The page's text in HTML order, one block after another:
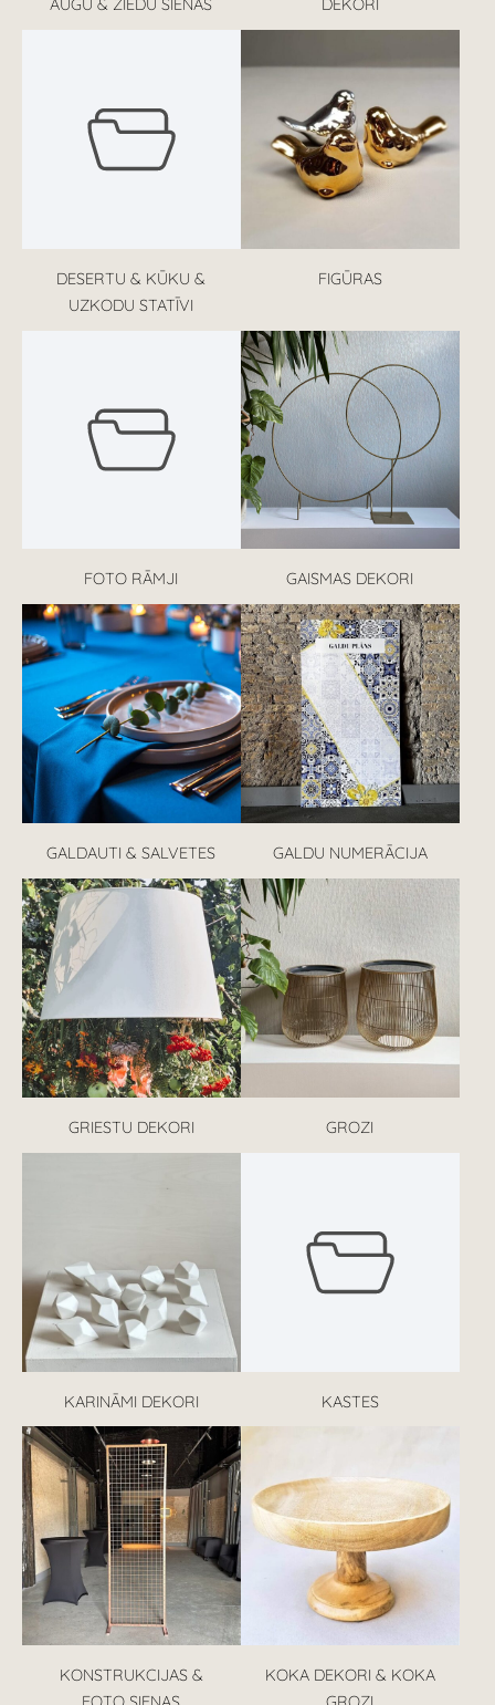
AUGU & ZIEDU SIENAS DEKORI
DESERTU & KŪKU &
UZKODU STATĪVI
FIGŪRAS
FOTO RĀMJI GAISMAS DEKORI
GALDAUTI & SALVETES GALDU NUMERĀCIJA
GRIESTU DEKORI GROZI
KARINĀMI DEKORI KASTES
KONSTRUKCIJAS &
KOKA DEKORI & KOKA